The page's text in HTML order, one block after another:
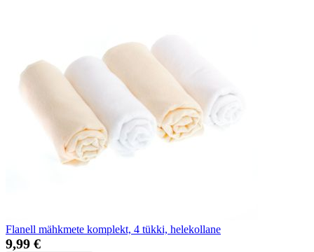
Flanell mähkmete komplekt, 4 tükki, helekollane
9,99 €